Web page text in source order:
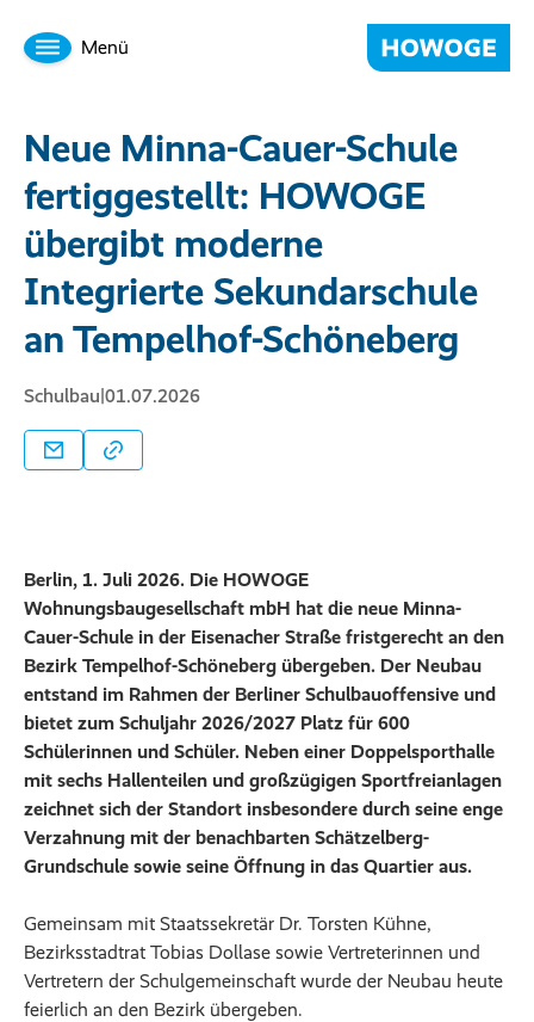
Menü
Neue Minna-Cauer-Schule
fertiggestellt: HOWOGE
übergibt moderne
Integrierte Sekundarschule
an Tempelhof-Schöneberg
Schulbau|01.07.2026
Berlin, 1. Juli 2026. Die HOWOGE
Wohnungsbaugesellschaft mbH hat die neue Minna-
Cauer-Schule in der Eisenacher Straße fristgerecht an den
Bezirk Tempelhof-Schöneberg übergeben. Der Neubau
entstand im Rahmen der Berliner Schulbauoffensive und
bietet zum Schuljahr 2026/2027 Platz für 600
Schülerinnen und Schüler. Neben einer Doppelsporthalle
mit sechs Hallenteilen und großzügigen Sportfreianlagen
zeichnet sich der Standort insbesondere durch seine enge
Verzahnung mit der benachbarten Schätzelberg-
Grundschule sowie seine Öffnung in das Quartier aus.
Gemeinsam mit Staatssekretär Dr. Torsten Kühne,
Bezirksstadtrat Tobias Dollase sowie Vertreterinnen und
Vertretern der Schulgemeinschaft wurde der Neubau heute
feierlich an den Bezirk übergeben.